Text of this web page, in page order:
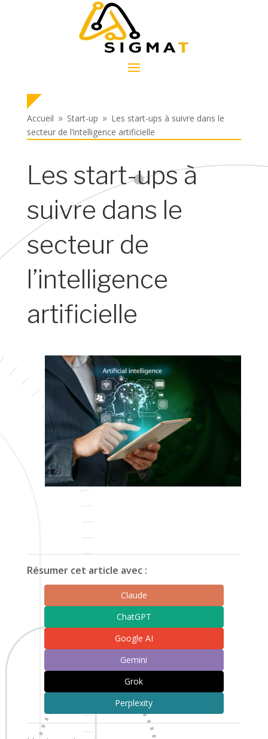
Accueil 9 Start-up 9 Les start-ups à suivre dans le
secteur de l’intelligence artificielle
Les start-ups à
suivre dans le
secteur de
l’intelligence
artificielle
Résumer cet article avec :
Claude
ChatGPT
Google AI
Gemini
Grok
Perplexity